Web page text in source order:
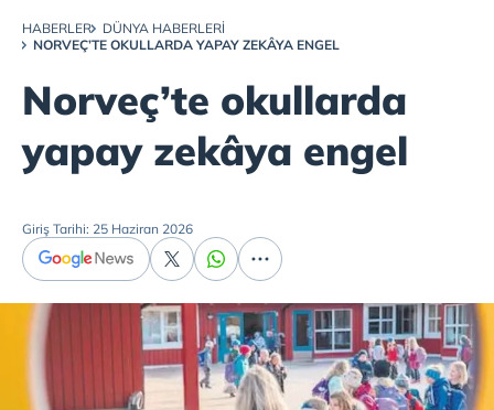
HABERLER
DÜNYA HABERLERI
NORVEÇ’TE OKULLARDA YAPAY ZEKÂYA ENGEL
Norveç’te okullarda
yapay zekâya engel
Giriş Tarihi: 25 Haziran 2026